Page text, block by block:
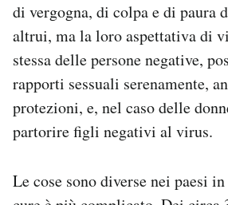
di vergogna, di colpa e di paura
altrui, ma la loro aspettativa di
stessa delle persone negative,
rapporti sessuali serenamente,
protezioni, e, nel caso delle
partorire figli negativi al virus.
Le cose sono diverse nei paesi